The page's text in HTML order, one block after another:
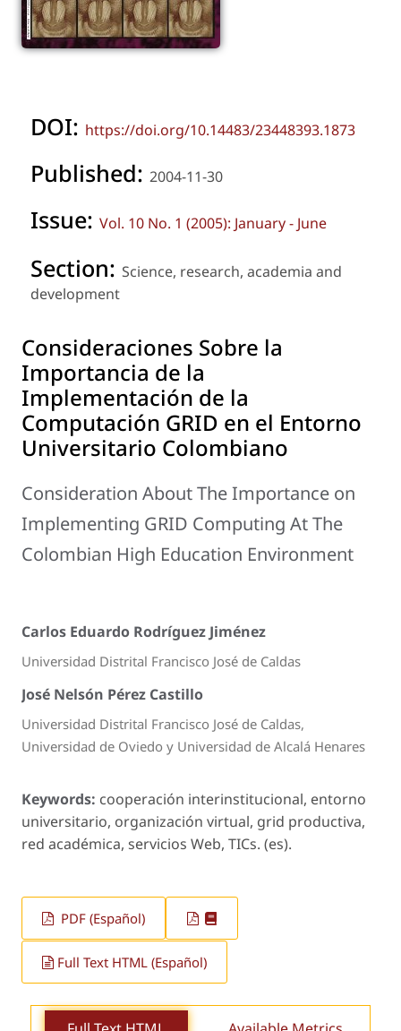
DOI: https://doi.org/10.14483/23448393.1873
Published: 2004-11-30
Issue: Vol. 10 No. 1 (2005): January - June
Section: Science, research, academia and
development
Consideraciones Sobre la
Importancia de la
Implementación de la
Computación GRID en el Entorno
Universitario Colombiano
Consideration About The Importance on
Implementing GRID Computing At The
Colombian High Education Environment
Carlos Eduardo Rodríguez Jiménez
Universidad Distrital Francisco José de Caldas
José Nelsón Pérez Castillo
Universidad Distrital Francisco José de Caldas,
Universidad de Oviedo y Universidad de Alcalá Henares
Keywords: cooperación interinstitucional, entorno
universitario, organización virtual, grid productiva,
red académica, servicios Web, TICs. (es).
PDF (Español)
Full Text HTML (Español)